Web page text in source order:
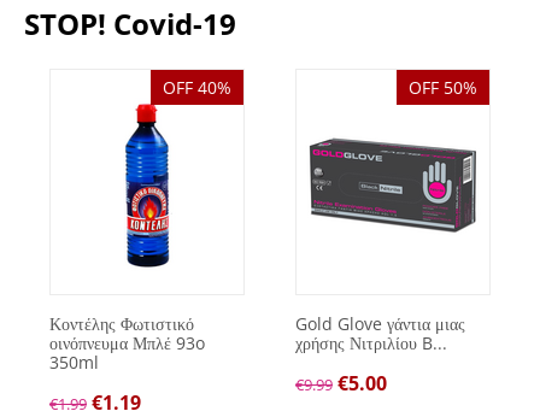
STOP! Covid-19
OFF 40%
Κοντέλης Φωτιστικό
οινόπνευμα Μπλέ 93o
350ml
€1.99 €1.19
OFF 50%
Gold Glove γάντια μιας
χρήσης Νιτριλίου B...
€9.99 €5.00